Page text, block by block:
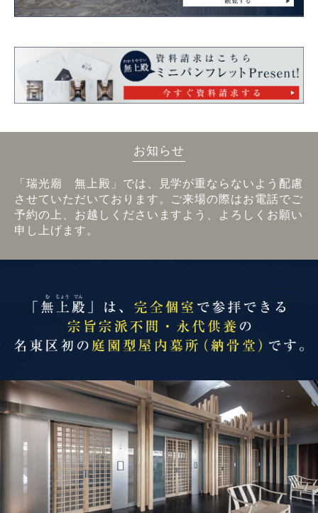
お知らせ
「瑞光廟 無上殿」では、見学が重ならないよう配慮
させていただいております。ご来場の際はお電話でご
予約の上、お越しくださいますよう、よろしくお願い
申し上げます。